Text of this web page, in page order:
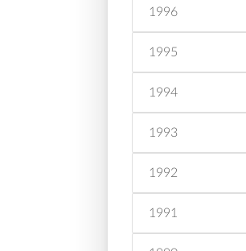
1996
1995
1994
1993
1992
1991